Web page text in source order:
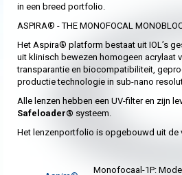
in een breed portfolio.
ASPIRA® - THE MONOFOCAL
Het Aspira® platform bestaat uit IOL’s
uit klinisch bewezen homogeen acrylaat
transparantie en biocompatibiliteit,
productie technologie in sub-nano
Alle lenzen hebben een UV-filter en zijn
Safeloader® systeem.
Het lenzenportfolio is opgebouwd uit de
Monofocaal-1P: